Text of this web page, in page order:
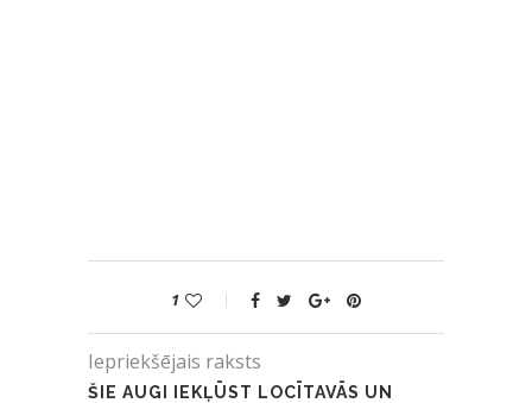
1
Iepriekšējais raksts
ŠIE AUGI IEKĻŪST LOCĪTAVĀS UN